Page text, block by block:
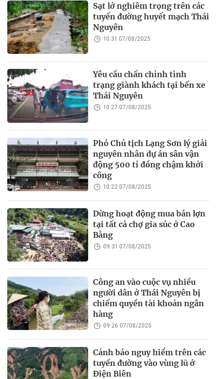
Sạt lở nghiêm trọng trên các
tuyến đường huyết mạch Thái
Nguyên
10:31 07/08/2025
Yêu cầu chấn chỉnh tình
trạng giành khách tại bến xe
Thái Nguyên
10:27 07/08/2025
Phó Chủ tịch Lạng Sơn lý giải
nguyên nhân dự án sân vận
động 500 tỉ đồng chậm khởi
công
10:22 07/08/2025
Dừng hoạt động mua bán lợn
tại tất cả chợ gia súc ở Cao
Bằng
09:31 07/08/2025
Công an vào cuộc vụ nhiều
người dân ở Thái Nguyên bị
chiếm quyền tài khoản ngân
hàng
09:26 07/08/2025
Cảnh báo nguy hiểm trên các
tuyến đường vào vùng lũ ở
Điện Biên